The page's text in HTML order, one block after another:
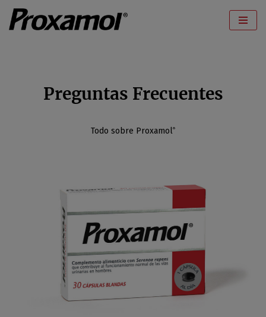
Saltar
Preguntas Frecuentes
Todo sobre Proxamol®